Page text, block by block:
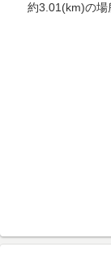
約3.01(km)の場